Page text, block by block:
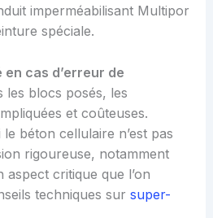
imperméabilisant Multipor
spéciale.
cas d’erreur de
les blocs posés, les
et coûteuses.
le béton cellulaire n’est pas
rigoureuse, notamment
critique que l’on
techniques sur super-